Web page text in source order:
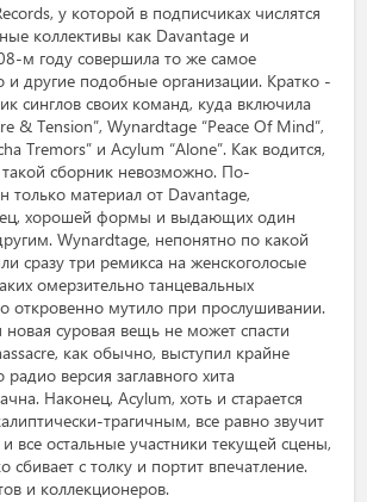
у которой в подписчиках числятся
коллективы как Davantage и
м году совершила то же самое
и другие подобные организации. Кратко -
синглов своих команд, куда включила
& Tension”, Wynardtage “Peace Of Mind”,
Tremors” и Acylum “Alone”. Как водится,
сборник невозможно. По-
только материал от Davantage,
хорошей формы и выдающих один
Wynardtage, непонятно по какой
сразу три ремикса на женскоголосые
омерзительно танцевальных
откровенно мутило при прослушивании.
суровая вещь не может спасти
как обычно, выступил крайне
версия заглавного хита
Наконец, Acylum, хоть и старается
трагичным, все равно звучит
все остальные участники текущей сцены,
сбивает с толку и портит впечатление.
и коллекционеров.